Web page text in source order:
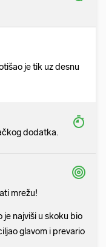
je tik uz desnu
dodatka.
mrežu!
je najviši u skoku bio
glavom i prevario